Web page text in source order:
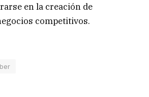
en la creación de
competitivos.